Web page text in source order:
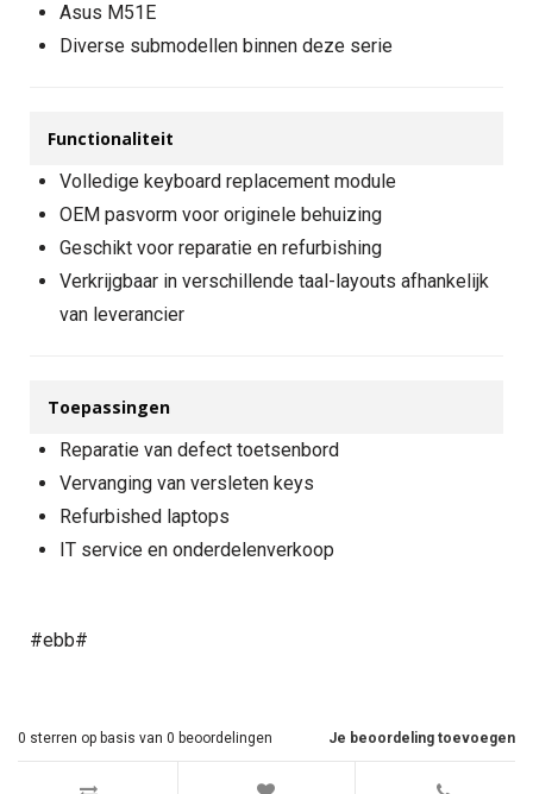
Asus M51E
Diverse submodellen binnen deze serie
Functionaliteit
Volledige keyboard replacement module
OEM pasvorm voor originele behuizing
Geschikt voor reparatie en refurbishing
Verkrijgbaar in verschillende taal-layouts afhankelijk
van leverancier
Toepassingen
Reparatie van defect toetsenbord
Vervanging van versleten keys
Refurbished laptops
IT service en onderdelenverkoop
#ebb#
Je beoordeling toevoegen
0 sterren op basis van 0 beoordelingen